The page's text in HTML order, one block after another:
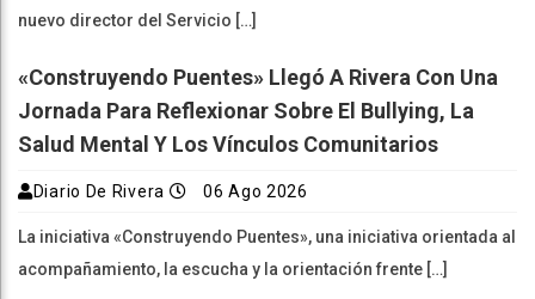
nuevo director del Servicio […]
«Construyendo Puentes» Llegó A Rivera Con Una
Jornada Para Reflexionar Sobre El Bullying, La
Salud Mental Y Los Vínculos Comunitarios
Diario De Rivera 06 Ago 2026
La iniciativa «Construyendo Puentes», una iniciativa orientada al
acompañamiento, la escucha y la orientación frente […]